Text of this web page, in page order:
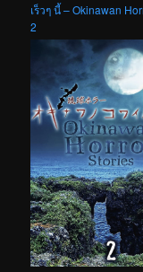
เร็วๆ นี้ – Okinawan
2